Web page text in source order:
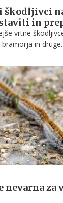
škodljivci
in
vrtne
in
nevarna za